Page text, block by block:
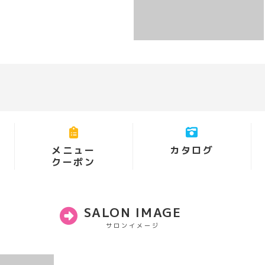
メニュー
クーポン
カタログ
SALON IMAGE
サロンイメージ